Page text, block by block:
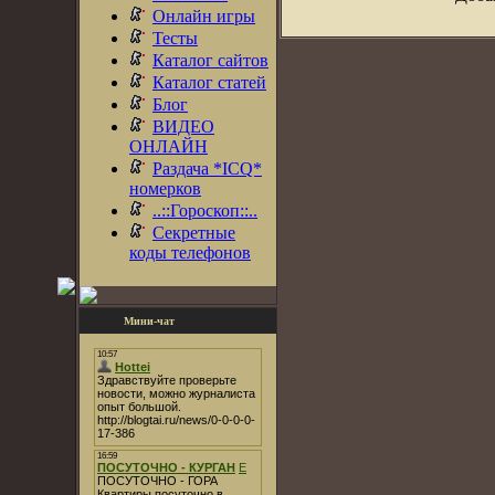
Онлайн игры
Тесты
Каталог сайтов
Каталог статей
Блог
ВИДЕО
ОНЛАЙН
Раздача *ICQ*
номерков
..::Гороскоп::..
Секретные
коды телефонов
Мини-чат